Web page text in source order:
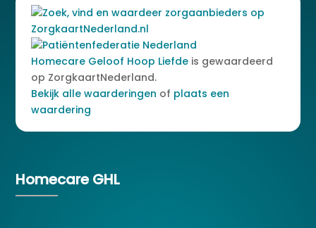
Homecare Geloof Hoop Liefde is gewaardeerd
op ZorgkaartNederland.
Bekijk alle waarderingen of plaats een
waardering
Homecare GHL